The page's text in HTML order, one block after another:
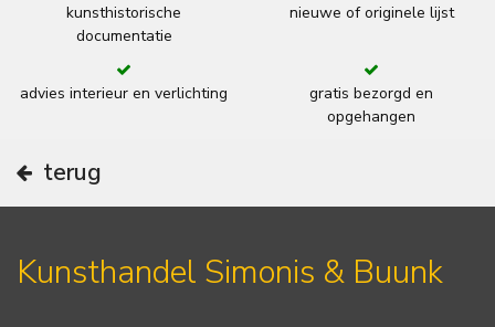
kunsthistorische
documentatie
nieuwe of originele lijst
advies interieur en verlichting
gratis bezorgd en
opgehangen
terug
Kunsthandel Simonis & Buunk